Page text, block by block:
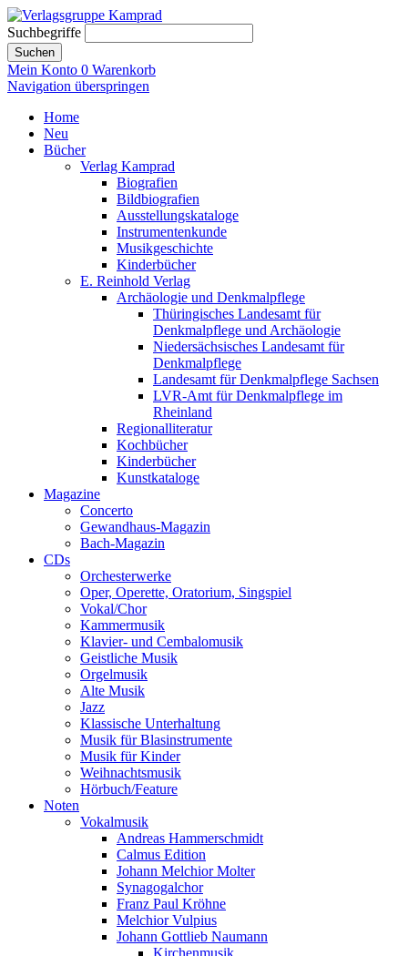
Suchbegriffe
Suchen
Mein Konto 0 Warenkorb
Navigation überspringen
Home
Neu
Bücher
Verlag Kamprad
Biografien
Bildbiografien
Ausstellungskataloge
Instrumentenkunde
Musikgeschichte
Kinderbücher
E. Reinhold Verlag
Archäologie und Denkmalpflege
Thüringisches Landesamt für
Denkmalpflege und Archäologie
Niedersächsisches Landesamt für
Denkmalpflege
Landesamt für Denkmalpflege Sachsen
LVR-Amt für Denkmalpflege im
Rheinland
Regionalliteratur
Kochbücher
Kinderbücher
Kunstkataloge
Magazine
Concerto
Gewandhaus-Magazin
Bach-Magazin
CDs
Orchesterwerke
Oper, Operette, Oratorium, Singspiel
Vokal/Chor
Kammermusik
Klavier- und Cembalomusik
Geistliche Musik
Orgelmusik
Alte Musik
Jazz
Klassische Unterhaltung
Musik für Blasinstrumente
Musik für Kinder
Weihnachtsmusik
Hörbuch/Feature
Noten
Vokalmusik
Andreas Hammerschmidt
Calmus Edition
Johann Melchior Molter
Synagogalchor
Franz Paul Kröhne
Melchior Vulpius
Johann Gottlieb Naumann
Kirchenmusik